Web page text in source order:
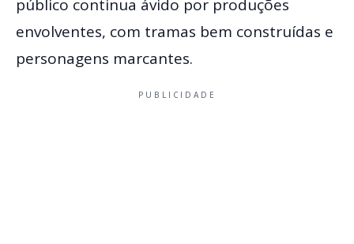
público continua ávido por produções
envolventes, com tramas bem construídas e
personagens marcantes.
PUBLICIDADE